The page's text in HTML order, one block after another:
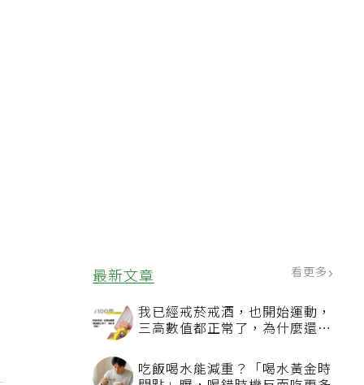
最新文章 看更多
我已經戒菸戒酒，也開始運動，
三高數值都正常了，為什麼還不
吃飯喝水能減重？「喝水黃金時